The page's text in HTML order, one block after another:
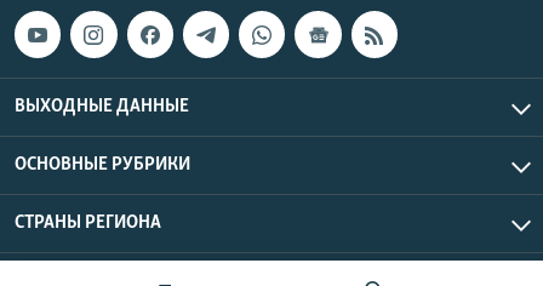
ВЫХОДНЫЕ ДАННЫЕ
ОСНОВНЫЕ РУБРИКИ
СТРАНЫ РЕГИОНА